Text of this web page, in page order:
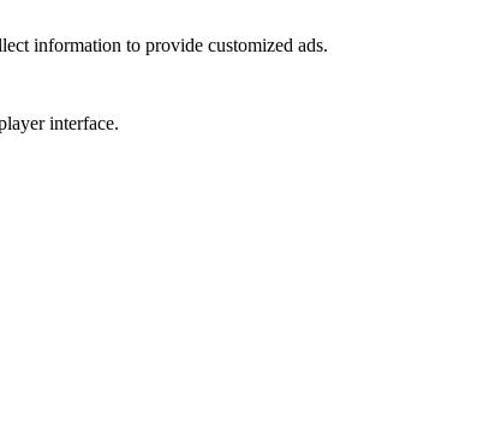
information to provide customized ads.
interface.